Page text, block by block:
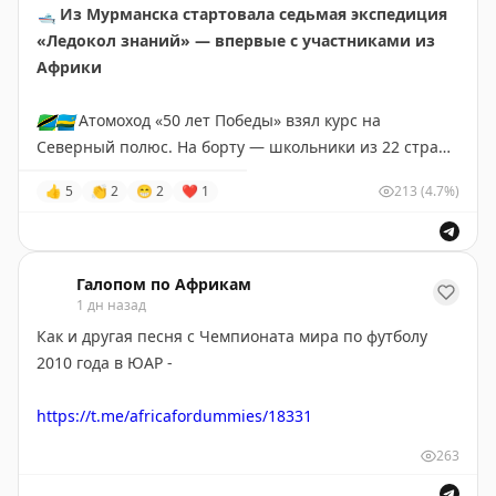
турецкому султану», «Иван Грозный и сын его Иван»,
«Не ждали», «Крестный ход в Курской губернии».
Telegram|ВК|Max
🛥 Из Мурманска стартовала седьмая экспедиция
«Ледокол знаний» — впервые с участниками из
Африки
🇹🇿🇷🇼Атомоход «50 лет Победы» взял курс на
Северный полюс. На борту — школьники из 22 стран,
Руанды, которые увидят Арктику.
🥼За время рейса участники запустят стратосферную
платформу для мониторинга и проведут самый
северный интернациональный хоровод. Конкурс в
этом году был рекордным — 73 тысячи заявок на 22
места.
😅🤣😂🙂🙃
мы тоже есть) —
👍 5 👏 2 😁 2 ❤ 1 213 (4.7%)
Галопом по Африкам
1 дн назад
Как и другая песня с Чемпионата мира по футболу
2010 года в ЮАР -
https://t.me/africafordummies/18331
263